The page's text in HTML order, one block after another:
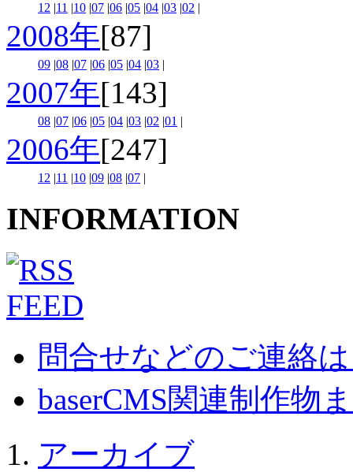
12 |11 |10 |07 |06 |05 |04 |03 |02 |
2008年[87]
09 |08 |07 |06 |05 |04 |03 |
2007年[143]
08 |07 |06 |05 |04 |03 |02 |01 |
2006年[247]
12 |11 |10 |09 |08 |07 |
INFORMATION
問合せなどのご連絡
baserCMS関連制作物
アーカイブ